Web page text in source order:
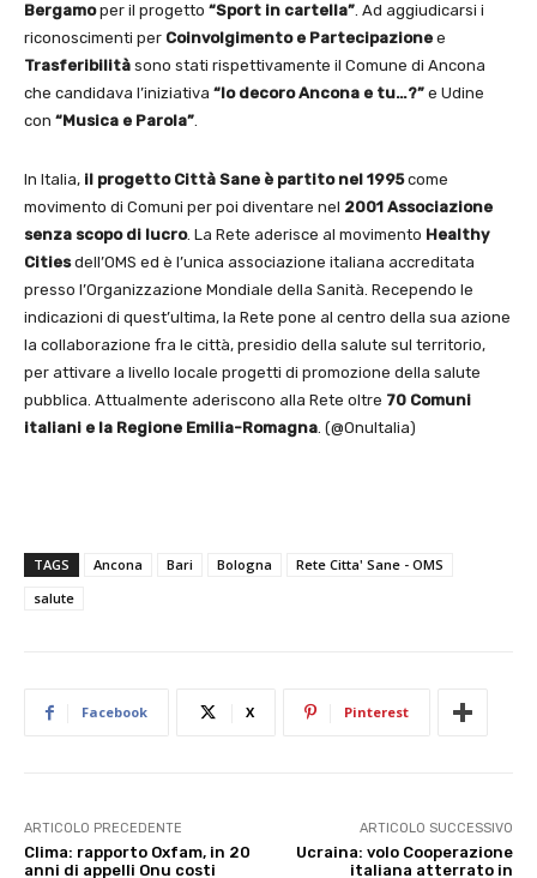
Bergamoper il progetto “Sport in cartella”. Ad aggiudicarsi i
riconoscimenti per Coinvolgimento e Partecipazione e
Trasferibilità sono stati rispettivamente il Comune di Ancona
che candidava l’iniziativa “Io decoro Ancona e tu…?” e Udine
con “Musica e Parola”.
In Italia, il progetto Città Sane è partito nel 1995come
movimento di Comuni per poi diventare nel 2001 Associazione
senza scopo di lucro. La Rete aderisce al movimento Healthy
Citiesdell’OMS ed è l’unica associazione italiana accreditata
presso l’Organizzazione Mondiale della Sanità. Recependo le
indicazioni di quest’ultima, la Rete pone al centro della sua azione
la collaborazione fra le città, presidio della salute sul territorio,
per attivare a livello locale progetti di promozione della salute
pubblica. Attualmente aderiscono alla Rete oltre 70 Comuni
italiani e la Regione Emilia-Romagna. (@OnuItalia)
TAGS Ancona Bari Bologna
Rete Citta' Sane - OMS
salute
Facebook X Pinterest
ARTICOLO PRECEDENTE
Clima: rapporto Oxfam, in 20
anni di appelli Onu costi
ARTICOLO SUCCESSIVO
Ucraina: volo Cooperazione
italiana atterrato in